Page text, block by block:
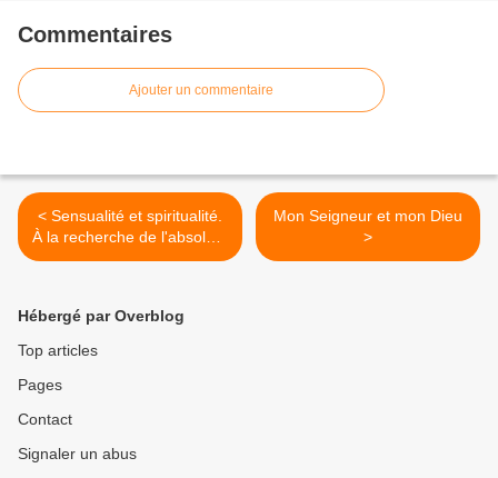
Commentaires
Ajouter un commentaire
< Sensualité et spiritualité.
À la recherche de l'absolu. -
une exposition du musée
Mon Seigneur et mon Dieu
>
Hébergé par Overblog
Top articles
Pages
Contact
Signaler un abus